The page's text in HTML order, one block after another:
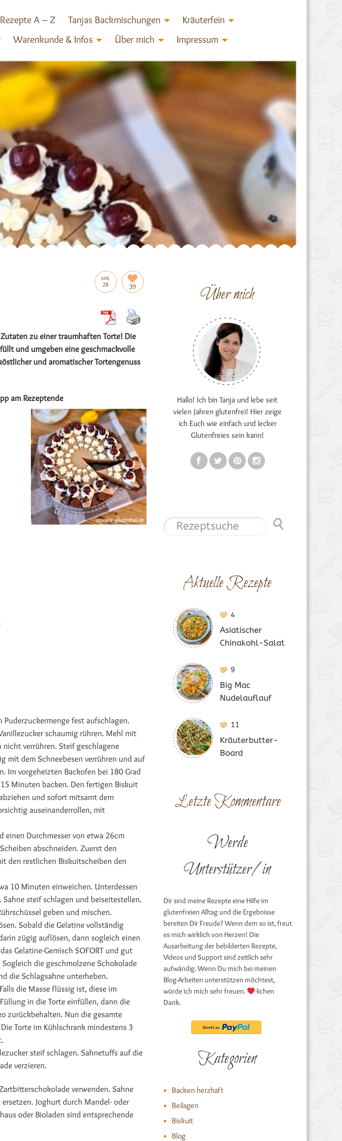
Rezepte A – Z Tanjas Backmischungen
Kräuterfein
Warenkunde & Infos Über mich Impressum
APR.
28 39
zu einer traumhaften Torte! Die
und umgeben eine geschmackvolle
und aromatischer Tortengenuss
am Rezeptende
fest aufschlagen.
schaumig rühren. Mehl mit
nicht verrühren. Steif geschlagene
mit dem Schneebesen verrühren und auf
Im vorgeheizten Backofen bei 180 Grad
Minuten backen. Den fertigen Biskuit
und sofort mitsamt dem
auseinanderrollen, mit
einen Durchmesser von etwa 26cm
abschneiden. Zuerst den
den restlichen Biskuitscheiben den
10 Minuten einweichen. Unterdessen
steif schlagen und beiseitestellen.
geben und mischen.
Sobald die Gelatine vollständig
zügig auflösen, dann sogleich einen
Gelatine-Gemisch SOFORT und gut
die geschmolzene Schokolade
die Schlagsahne unterheben.
die Masse flüssig ist, diese im
in die Torte einfüllen, dann die
zurückbehalten. Nun die gesamte
Torte im Kühlschrank mindestens 3
steif schlagen. Sahnetuffs auf die
verzieren.
verwenden. Sahne
Joghurt durch Mandel- oder
oder Bioladen sind entsprechende
Über mich
Hallo! Ich bin Tanja und lebe seit
vielen Jahren glutenfrei! Hier zeige
ich Euch wie einfach und lecker
Glutenfreies sein kann!
Aktuelle Rezepte
4
Asiatischer
Chinakohl-Salat
9
Big Mac
Nudelauflauf
11
Kräuterbutter-
Board
Letzte Kommentare
Werde
Unterstützer/in
Dir sind meine Rezepte eine Hilfe im
glutenfreien Alltag und die Ergebnisse
bereiten Dir Freude? Wenn dem so ist, freut
es mich wirklich von Herzen! Die
Ausarbeitung der bebilderten Rezepte,
Videos und Support sind zeitlich sehr
aufwändig. Wenn Du mich bei meinen
Blog-Arbeiten unterstützen möchtest,
würde ich mich sehr freuen.
-lichen
Dank.
Kategorien
Backen herzhaft
Beilagen
Biskuit
Blog